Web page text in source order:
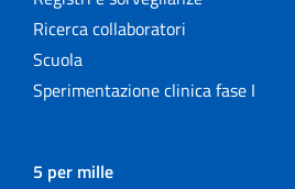
Ricerca collaboratori
Scuola
Sperimentazione clinica fase I
5 per mille